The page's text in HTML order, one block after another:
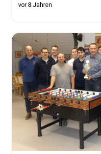
vor 8 Jahren